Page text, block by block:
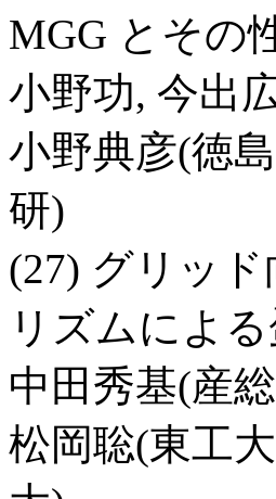
MGG とその
小野功, 今出
小野典彦(徳
研)
(27) グリッ
リズムによ
中田秀基(産
松岡聡(東工